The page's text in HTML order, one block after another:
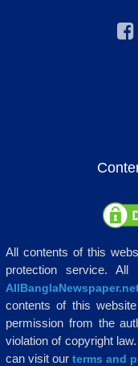
All contents of this
protection service.
contents of this
permission from the
violation of copyright
can visit our terms and